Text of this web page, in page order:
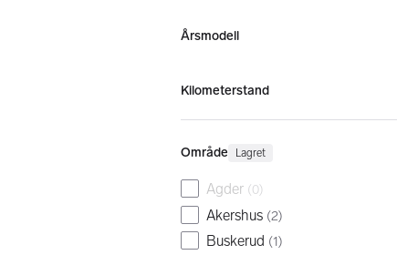
Årsmodell
Kilometerstand
Område Lagret
Agder (0)
Akershus (2)
Buskerud (1)